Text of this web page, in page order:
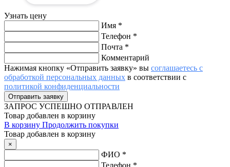
Узнать цену
Имя *
Телефон *
Почта *
Комментарий
Нажимая кнопку «Отправить заявку» вы соглашаетесь с
обработкой персональных данных в соответствии с
политикой конфиденциальности
ЗАПРОС УСПЕШНО ОТПРАВЛЕН
Товар добавлен в корзину
В корзину Продолжить покупки
Товар добавлен в корзину
×
ФИО *
Телефон *